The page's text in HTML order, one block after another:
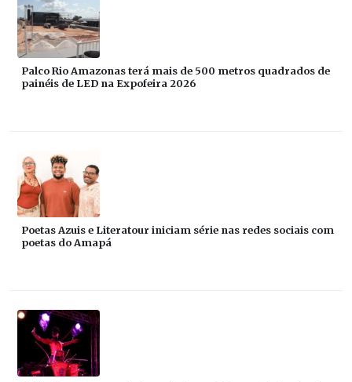
Palco Rio Amazonas terá mais de 500 metros quadrados de
painéis de LED na Expofeira 2026
Poetas Azuis e Literatour iniciam série nas redes sociais com
poetas do Amapá